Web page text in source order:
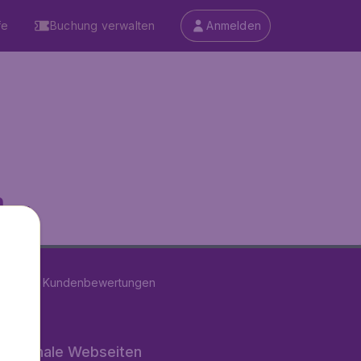
Buchung verwalten Anmelden
...
Kundenbewertungen
Webseiten